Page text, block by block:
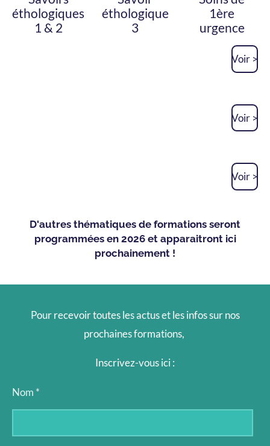
éthologiques
1 & 2
éthologique
3
1ère
urgence
Voir >
Voir >
Voir >
D'autres thématiques de formations seront
programmées en 2026 et apparaitront ici
prochainement !
Pour recevoir toutes les actus et les infos sur nos
prochaines formations,
Inscrivez-vous ici :
Nom *